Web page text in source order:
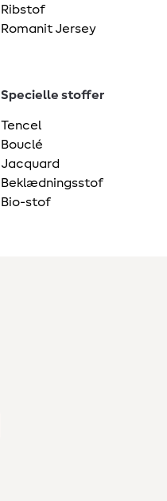
Ribstof
Romanit Jersey
Specielle stoffer
Tencel
Bouclé
Jacquard
Beklædningsstof
Bio-stof